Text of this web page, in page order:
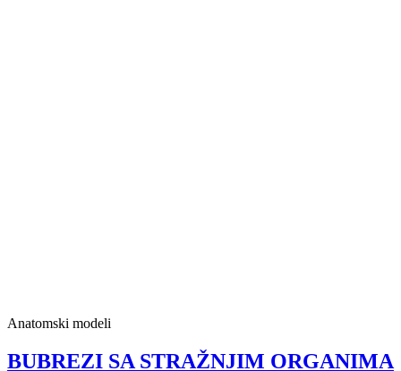
Anatomski modeli
BUBREZI SA STRAŽNJIM ORGANIMA